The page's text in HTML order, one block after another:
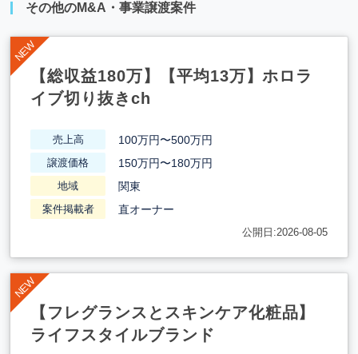
その他のM&A・事業譲渡案件
【総収益180万】【平均13万】ホロラ
イブ切り抜きch
売上高 100万円〜500万円
譲渡価格 150万円〜180万円
地域 関東
案件掲載者 直オーナー
公開日:2026-08-05
【フレグランスとスキンケア化粧品】
ライフスタイルブランド